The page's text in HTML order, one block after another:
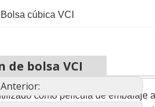
Bolsa cúbica VCI
de bolsa VCI
como película de embalaje
Anterior: